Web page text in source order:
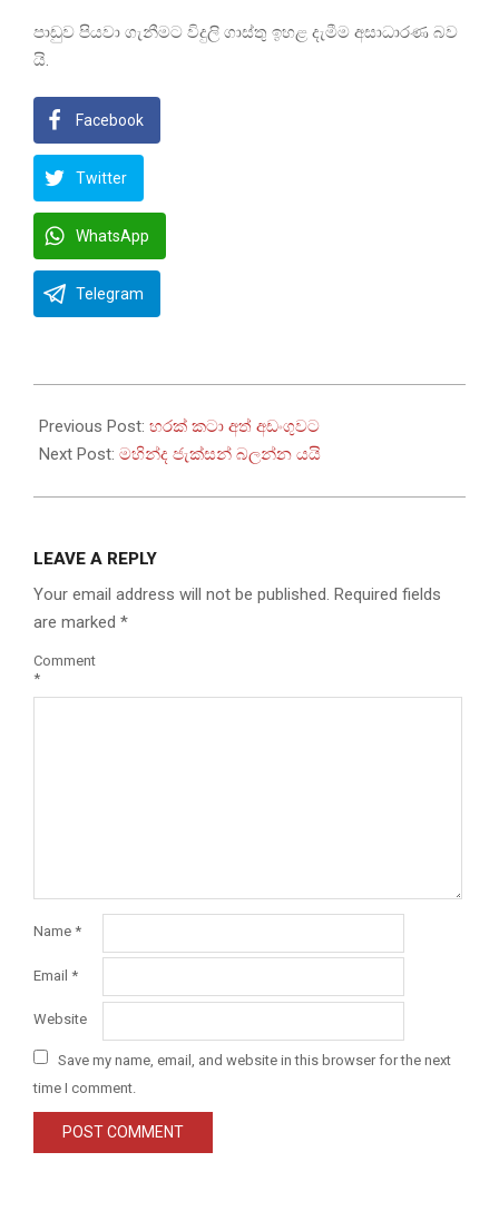
පාඩුව පියවා ගැනීමට විදුලි ගාස්තු ඉහළ දැමීම අසාධාරණ බව
යි.
Facebook
Twitter
WhatsApp
Telegram
08-
11
Previous Post: හරක් කටා අත් අඩංගුවට
Next Post: මහින්ද ජැක්සන් බලන්න යයි
LEAVE A REPLY
Your email address will not be published. Required fields
are marked *
Comment
*
Name *
Email *
Website
Save my name, email, and website in this browser for the next
time I comment.